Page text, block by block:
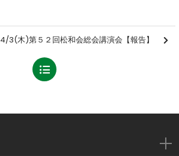
4/3(木)第５２回松和会総会講演会【報告】